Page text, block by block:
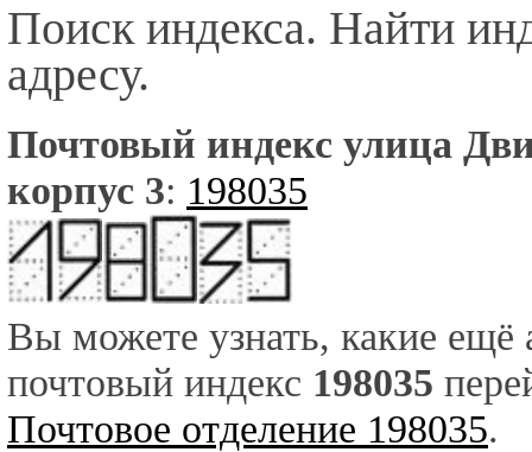
Поиск индекса. Найти
адресу.
Почтовый индекс улица
корпус 3: 198035
Вы можете узнать, какие ещё
почтовый индекс 198035
Почтовое отделение 198035.